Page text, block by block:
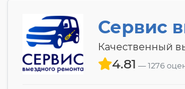
Сервис
Качественный
4.81 1276